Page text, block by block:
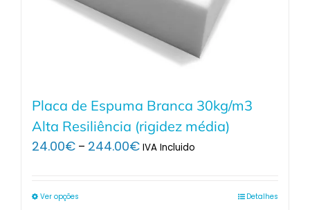
Placa de Espuma Branca 30kg/m3
Alta Resiliência (rigidez média)
24.00€ – 244.00€Price
IVA Incluido
Ver opções Detalhes